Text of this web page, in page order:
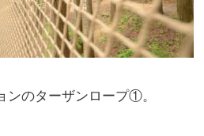
ンのターザンロープ①。